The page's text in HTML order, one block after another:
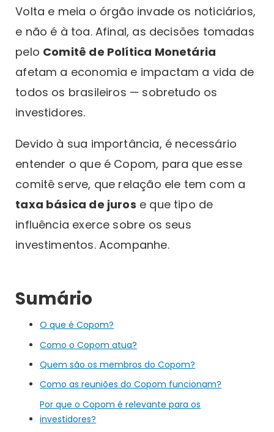
Volta e meia o órgão invade os noticiários,
e não é à toa. Afinal, as decisões tomadas
pelo Comitê de Política Monetária
afetam a economia e impactam a vida de
todos os brasileiros — sobretudo os
investidores.
Devido à sua importância, é necessário
entender o que é Copom, para que esse
comitê serve, que relação ele tem com a
taxa básica de juros e que tipo de
influência exerce sobre os seus
investimentos. Acompanhe.
Sumário
O que é Copom?
Como o Copom atua?
Quem são os membros do Copom?
Como as reuniões do Copom funcionam?
Por que o Copom é relevante para os
investidores?